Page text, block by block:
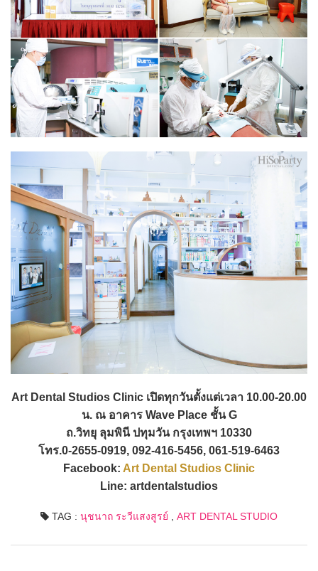
Art Dental Studios Clinic เปิดทุกวันตั้งแต่เวลา 10.00-20.00
น. ณ อาคาร Wave Place ชั้น G
ถ.วิทยุ ลุมพินี ปทุมวัน กรุงเทพฯ 10330
โทร.0-2655-0919, 092-416-5456, 061-519-6463
Facebook: Art Dental Studios Clinic
Line: artdentalstudios
TAG : นุชนาถ ระวีแสงสูรย์ ART DENTAL STUDIO